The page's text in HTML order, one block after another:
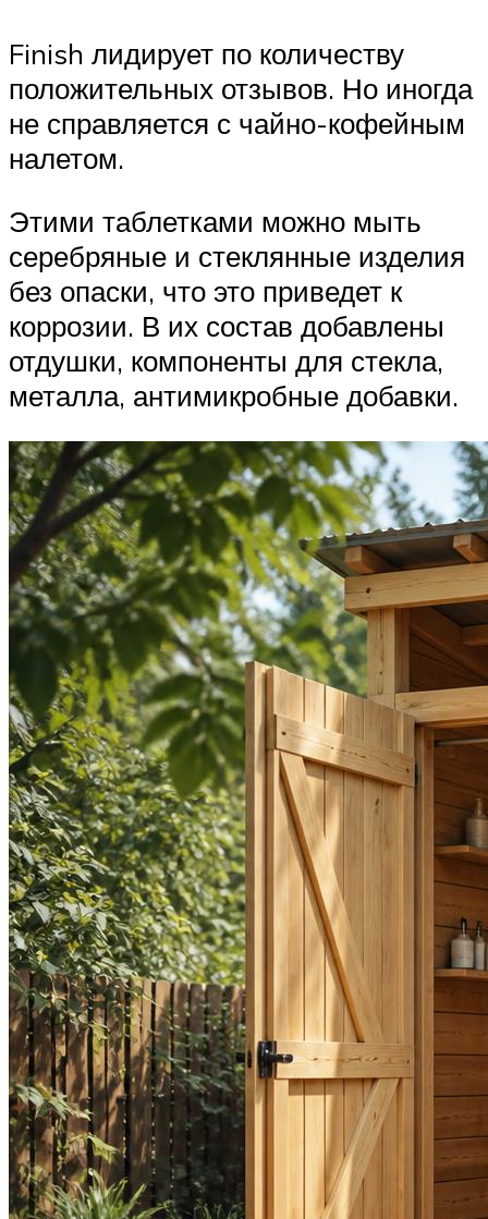
Finish лидирует по количеству
положительных отзывов. Но иногда
не справляется с чайно-кофейным
налетом.
Этими таблетками можно мыть
серебряные и стеклянные изделия
без опаски, что это приведет к
коррозии. В их состав добавлены
отдушки, компоненты для стекла,
металла, антимикробные добавки.